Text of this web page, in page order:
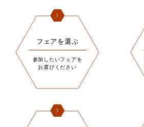
1
フェアを選ぶ
参加したいフェアを
お選びください
3